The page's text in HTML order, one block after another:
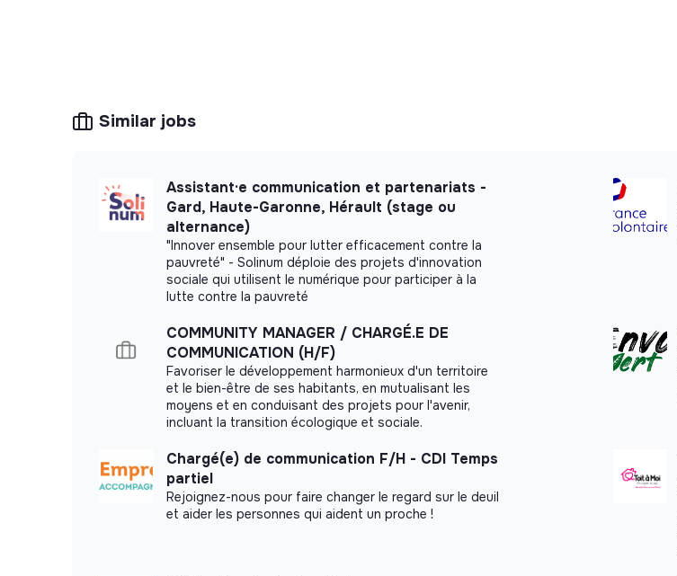
supports de communication adaptés à leurs besoins.
• Contribuer à l’actualisation des outils de communication internes et externes.
• Être force de proposition sur de nouveaux formats et contenus permettant de
renforcer la visibilité de l’agence auprès des propriétaires, partenaires
et publics.
Similar jobs
Assistant·e communication et partenariats -
Gard, Haute-Garonne, Hérault (stage ou
alternance)
"Innover ensemble pour lutter efficacement contre la
pauvreté" - Solinum déploie des projets d'innovation
sociale qui utilisent le numérique pour participer à la
lutte contre la pauvreté
COMMUNITY MANAGER / CHARGÉ.E DE
COMMUNICATION (H/F)
Favoriser le développement harmonieux d'un territoire
et le bien-être de ses habitants, en mutualisant les
moyens et en conduisant des projets pour l'avenir,
incluant la transition écologique et sociale.
Chargé(e) de communication F/H - CDI Temps
partiel
Rejoignez-nous pour faire changer le regard sur le deuil
et aider les personnes qui aident un proche !